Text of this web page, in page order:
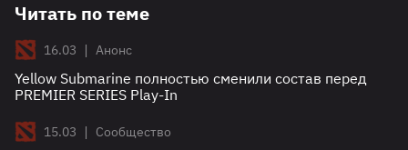
Читать по теме
16.03 | Анонс
Yellow Submarine полностью сменили состав перед
PREMIER SERIES Play-In
15.03 | Сообщество